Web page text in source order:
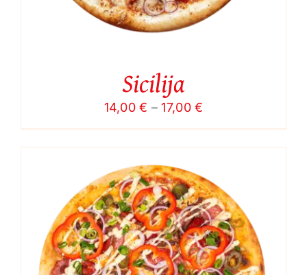
Sicilija
14,00€ – 17,00€
range:
14,00 €
17,00 €